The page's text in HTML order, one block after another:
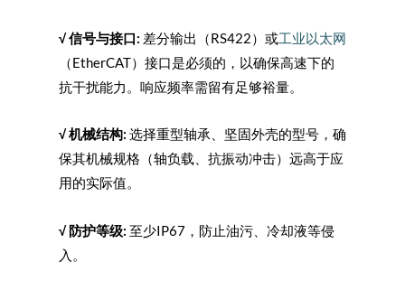
√信号与接口: 差分输出（RS422）或工业以太网
（EtherCAT）接口是必须的，以确保高速下的
抗干扰能力。响应频率需留有足够裕量。
√机械结构: 选择重型轴承、坚固外壳的型号，确
保其机械规格（轴负载、抗振动冲击）远高于应
用的实际值。
√ 防护等级: 至少IP67，防止油污、冷却液等侵
入。